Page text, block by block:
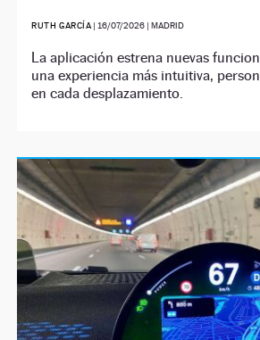
RUTH GARCÍA | 16/07/2026 | MADRID
La aplicación estrena nuevas
una experiencia más intuitiva,
en cada desplazamiento.